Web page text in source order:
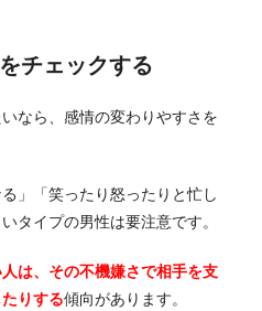
チェックする
なら、感情の変わりやすさを
」「笑ったり怒ったりと忙し
タイプの男性は要注意です。
は、その不機嫌さで相手を支
りする傾向があります。